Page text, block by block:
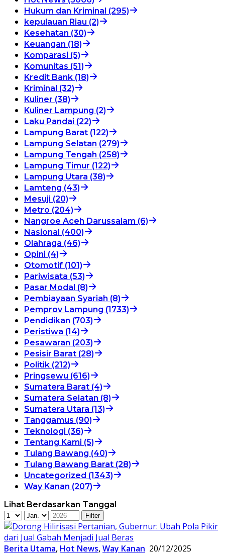
Hukum dan Kriminal (295)
kepulauan Riau (2)
Kesehatan (30)
Keuangan (18)
Komparasi (5)
Komunitas (51)
Kredit Bank (18)
Kriminal (32)
Kuliner (38)
Kuliner Lampung (2)
Laku Pandai (22)
Lampung Barat (122)
Lampung Selatan (279)
Lampung Tengah (258)
Lampung Timur (122)
Lampung Utara (38)
Lamteng (43)
Mesuji (20)
Metro (204)
Nangroe Aceh Darussalam (6)
Nasional (400)
Olahraga (46)
Opini (4)
Otomotif (101)
Pariwisata (53)
Pasar Modal (8)
Pembiayaan Syariah (8)
Pemprov Lampung (1733)
Pendidikan (703)
Peristiwa (14)
Pesawaran (203)
Pesisir Barat (28)
Politik (212)
Pringsewu (616)
Sumatera Barat (4)
Sumatera Selatan (8)
Sumatera Utara (13)
Tanggamus (90)
Teknologi (36)
Tentang Kami (5)
Tulang Bawang (40)
Tulang Bawang Barat (28)
Uncategorized (1343)
Way Kanan (207)
Lihat Berdasarkan Tanggal
Berita Utama, Hot News,Way Kanan 20/12/2025